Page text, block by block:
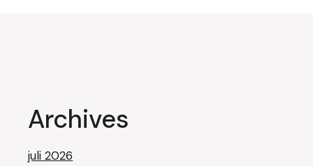
Archives
juli 2026